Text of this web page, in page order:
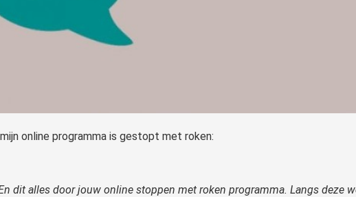
online programma is gestopt met roken:
dit alles door jouw online stoppen met roken programma. Langs deze